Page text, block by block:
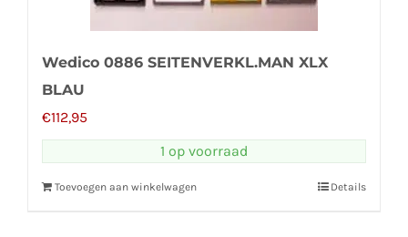
Wedico 0886 SEITENVERKL.MAN XLX
BLAU
€112,95
1 op voorraad
Toevoegen aan winkelwagen Details